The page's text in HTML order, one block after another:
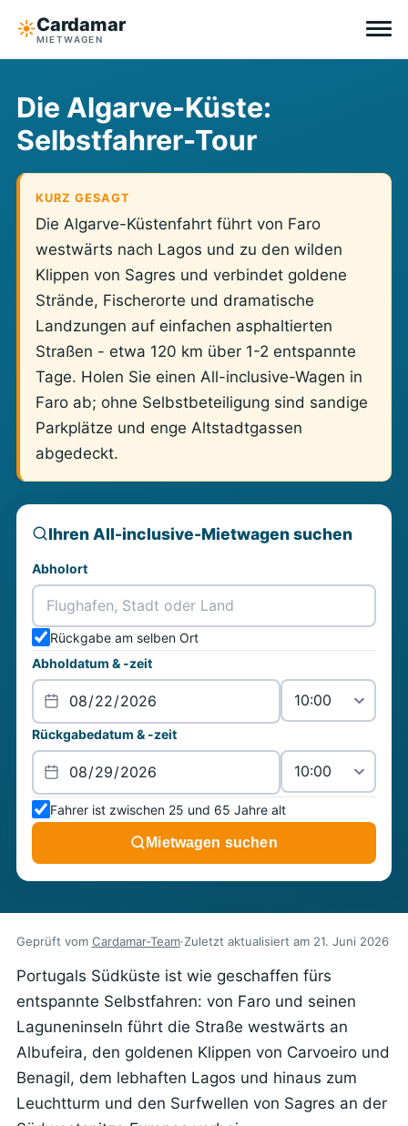
☀︎Cardamar
MIETWAGEN
All-inclusive
Ohne Selbstbeteiligung
Tipps
Über Cardamar
DENL
Die Algarve-Küste:
Selbstfahrer-Tour
KURZ GESAGT
Die Algarve-Küstenfahrt führt von Faro
westwärts nach Lagos und zu den wilden
Klippen von Sagres und verbindet goldene
Strände, Fischerorte und dramatische
Landzungen auf einfachen asphaltierten
Straßen - etwa 120 km über 1-2 entspannte
Tage. Holen Sie einen All-inclusive-Wagen in
Faro ab; ohne Selbstbeteiligung sind sandige
Parkplätze und enge Altstadtgassen
abgedeckt.
Ihren All-inclusive-Mietwagen suchen
Abholort
Rückgabe am selben Ort
Abholdatum & -zeit
Rückgabedatum & -zeit
Fahrer ist zwischen 25 und 65 Jahre alt
Mietwagen suchen
Geprüft vom Cardamar-Team·Zuletzt aktualisiert am 21. Juni 2026
Portugals Südküste ist wie geschaffen fürs
entspannte Selbstfahren: von Faro und seinen
Laguneninseln führt die Straße westwärts an
Albufeira, den goldenen Klippen von Carvoeiro und
Benagil, dem lebhaften Lagos und hinaus zum
Leuchtturm und den Surfwellen von Sagres an der